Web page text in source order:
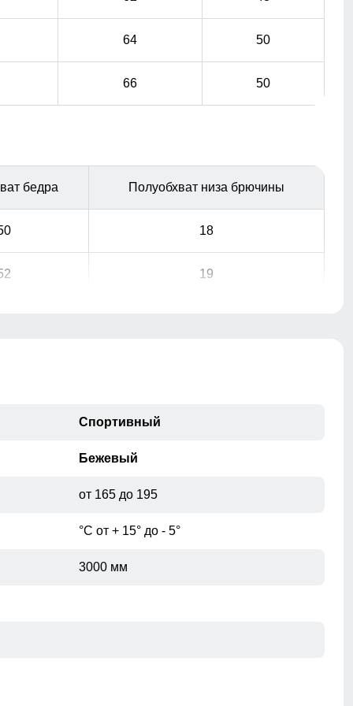
Подкладка из флиса: Устойчива к износу и легко
64 50
66 50
бедра Полуобхват низа брючины
18
19
Спортивный
Бежевый
от 165 до 195
°С от + 15° до - 5°
3000 мм